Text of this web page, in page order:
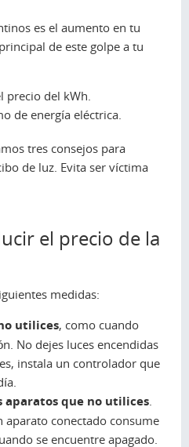
es el aumento en tu
de este golpe a tu
del kWh.
de energía eléctrica.
tres consejos para
de luz. Evita ser víctima
el precio de la
medidas:
utilices, como cuando
No dejes luces encendidas
instala un controlador que
aparatos que no utilices.
aparato conectado consume
se encuentre apagado.